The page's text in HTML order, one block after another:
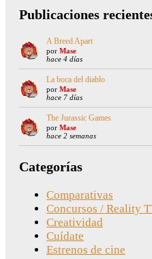
Publicaciones
A Breed Apart
por Mase
hace 4 días
La boca del diablo
por Mase
hace 7 días
The Jurassic Games
por Mase
hace 2 semanas
Categorías
Comparativas
Concursos / Reality
Creatividad
Cuídate
Estrenos de cine